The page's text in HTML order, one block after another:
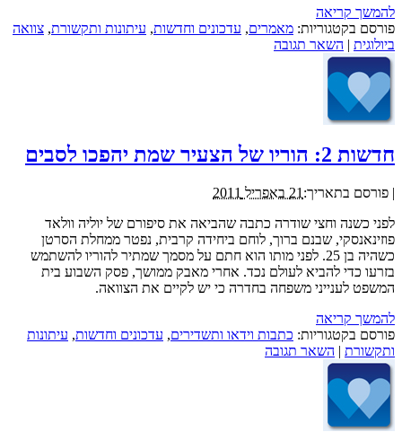
להמשך קריאה
פורסם בקטגוריות: מאמרים, עדכונים וחדשות, עיתונות ותקשורת, צוואה
ביולוגית | השאר תגובה
חדשות 2: הוריו של הצעיר שמת יהפכו לסבים
| פורסם בתאריך: 21 באפריל 2011
לפני כשנה וחצי שודרה כתבה שהביאה את סיפורם של יוליה וולאד
פוזינאנסקי, שבנם ברוך, לוחם ביחידה קרבית, נפטר ממחלת הסרטן
כשהיה בן 25. לפני מותו הוא חתם על מסמך שמתיר להוריו להשתמש
בזרעו כדי להביא לעולם נכד. אחרי מאבק ממושך, פסק השבוע בית
המשפט לענייני משפחה בחדרה כי יש לקיים את הצוואה.
להמשך קריאה
פורסם בקטגוריות: כתבות וידאו ותשדירים, עדכונים וחדשות, עיתונות
ותקשורת | השאר תגובה